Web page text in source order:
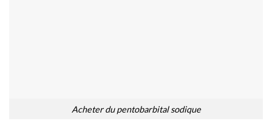
Acheter du pentobarbital sodique